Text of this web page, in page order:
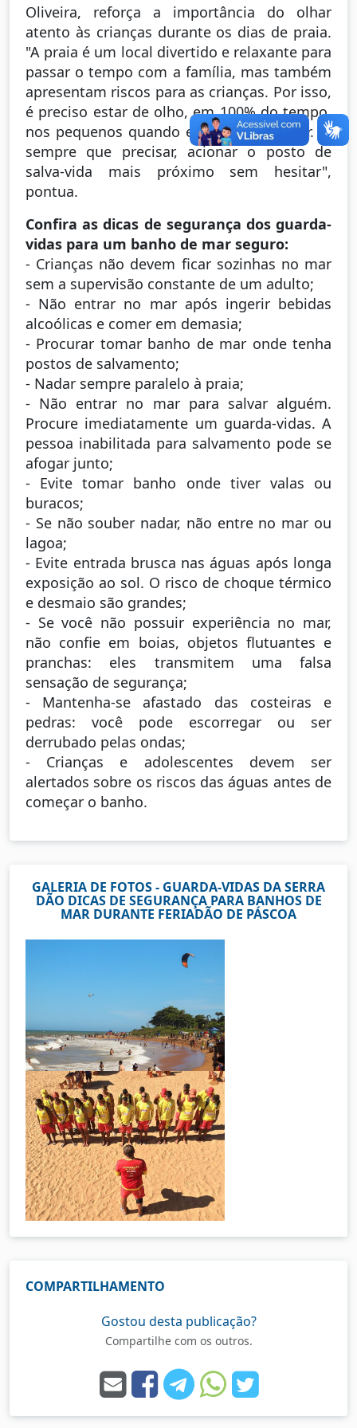
Oliveira, reforça a importância do olhar
atento às crianças durante os dias de praia.
"A praia é um local divertido e relaxante para
passar o tempo com a família, mas também
apresentam riscos para as crianças. Por isso,
é preciso estar de olho, em 100% do tempo,
nos pequenos quando eles estão no mar. E,
sempre que precisar, acionar o posto de
salva-vida mais próximo sem hesitar",
pontua.
Confira as dicas de segurança dos guarda-
vidas para um banho de mar seguro:
- Crianças não devem ficar sozinhas no mar
sem a supervisão constante de um adulto;
- Não entrar no mar após ingerir bebidas
alcoólicas e comer em demasia;
- Procurar tomar banho de mar onde tenha
postos de salvamento;
- Nadar sempre paralelo à praia;
- Não entrar no mar para salvar alguém.
Procure imediatamente um guarda-vidas. A
pessoa inabilitada para salvamento pode se
afogar junto;
- Evite tomar banho onde tiver valas ou
buracos;
- Se não souber nadar, não entre no mar ou
lagoa;
- Evite entrada brusca nas águas após longa
exposição ao sol. O risco de choque térmico
e desmaio são grandes;
- Se você não possuir experiência no mar,
não confie em boias, objetos flutuantes e
pranchas: eles transmitem uma falsa
sensação de segurança;
- Mantenha-se afastado das costeiras e
pedras: você pode escorregar ou ser
derrubado pelas ondas;
- Crianças e adolescentes devem ser
alertados sobre os riscos das águas antes de
começar o banho.
GALERIA DE FOTOS - GUARDA-VIDAS DA SERRA
DÃO DICAS DE SEGURANÇA PARA BANHOS DE
MAR DURANTE FERIADÃO DE PÁSCOA
COMPARTILHAMENTO
Gostou desta publicação?
Compartilhe com os outros.